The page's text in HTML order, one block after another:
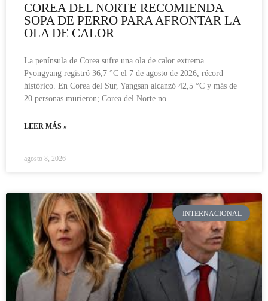
COREA DEL NORTE RECOMIENDA
SOPA DE PERRO PARA AFRONTAR LA
OLA DE CALOR
La península de Corea sufre una ola de calor extrema.
Pyongyang registró 36,7 °C el 7 de agosto de 2026, récord
histórico. En Corea del Sur, Yangsan alcanzó 42,5 °C y más de
20 personas murieron; Corea del Norte no
LEER MÁS »
agosto 8, 2026
INTERNACIONAL